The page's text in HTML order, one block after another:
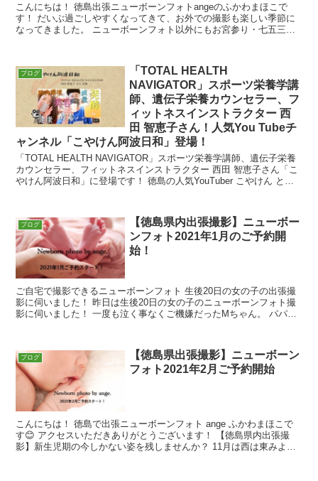
こんにちは！ 徳島出張ニューボーンフォトangeのふかわまほこで
す！ だいぶ過ごしやすくなってきて、お外での撮影も楽しい季節に
なってきました。 ニューボーンフォト以外にもお宮参り・七五三な
ブログ
「TOTAL HEALTH
NAVIGATOR」スポーツ栄養学講
師、遺伝子栄養カウンセラー、フ
ィットネスインストラクター 西
田 智恵子さん！人気You Tubeチ
ャンネル「こやけん阿波日和」登場！
「TOTAL HEALTH NAVIGATOR」スポーツ栄養学講師、遺伝子栄養
カウンセラー、フィットネスインストラクター 西田 智恵子さん「こ
やけん阿波日和」に登場です！ 徳島の人気YouTuber こやけん とは
ブログ
【徳島県内出張撮影】ニューボー
ンフォト2021年1月のご予約開
始！
ご自宅で撮影できるニューボーンフォト 生後20日の女の子の出張撮
影に伺いました！ 昨日は生後20日の女の子のニューボーンフォト撮
影に伺いました！ 一度も泣く事なくご機嫌だったMちゃん。 パパマ
ブログ
【徳島県出張撮影】ニューボーン
フォト2021年2月ご予約開始
こんにちは！ 徳島で出張ニューボーンフォト ange ふかわまほこで
す😊 アクセスいただきありがとうございます！ 【徳島県内出張撮
影】新生児期の今しかない姿を残しませんか？ 11月は西は東みよし